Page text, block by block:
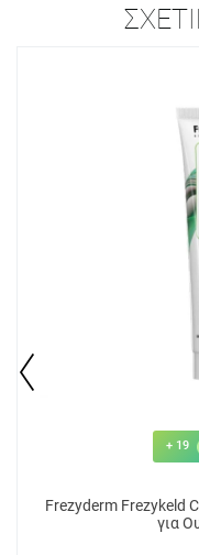
+ 19
Frezyderm Frezykeld
για